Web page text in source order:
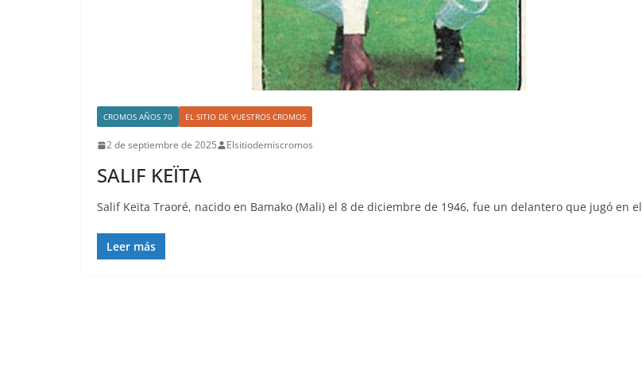
CROMOS AÑOS 70 EL SITIO DE VUESTROS CROMOS
2 de septiembre de 2025 Elsitiodemiscromos
SALIF KEÏTA
Salif Keïta Traoré, nacido en Bamako (Mali) el 8 de diciembre de 1946, fue un delantero que jugó en el
Leer más